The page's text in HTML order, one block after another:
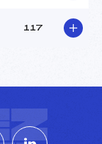
117